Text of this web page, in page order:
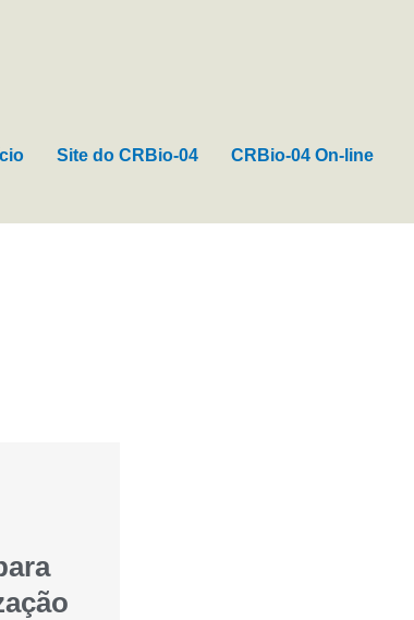
Site do CRBio-04 CRBio-04 On-line